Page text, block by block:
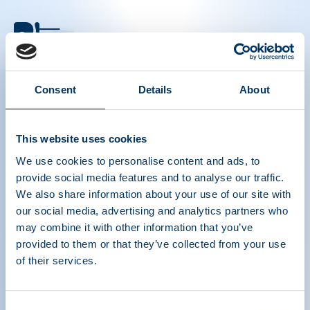
Consent Details About
This website uses cookies
We use cookies to personalise content and ads, to
provide social media features and to analyse our traffic.
We also share information about your use of our site with
our social media, advertising and analytics partners who
may combine it with other information that you’ve
provided to them or that they’ve collected from your use
of their services.
PLASMA PROTEIN
THERAPEUTICS ASSOCIATION
PPTA
Rólunk
Elérhetőség
Tudástár
Média & Események
Plazma
Adományoz
Plazma FAQS
Quick links
Érdekképviseleti eszközök
QSEAL
NDDR